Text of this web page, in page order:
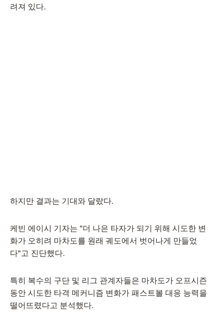
려져 있다.
하지만 결과는 기대와 달랐다.
케빈 에이시 기자는 "더 나은 타자가 되기 위해 시도한 변
화가 오히려 마차도를 원래 궤도에서 벗어나게 만들었
다"고 진단했다.
특히 복수의 구단 및 리그 관계자들은 마차도가 오프시즌
동안 시도한 타격 메커니즘 변화가 패스트볼 대응 능력을
떨어뜨렸다고 분석했다.